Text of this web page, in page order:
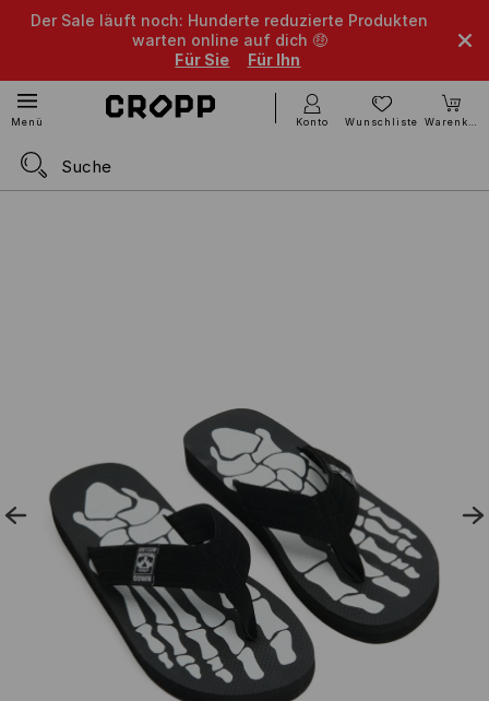
Der Sale läuft noch: Hunderte reduzierte Produkten
warten online auf dich 🤑
Für Sie
Für Ihn
Menü Konto Wunschliste Warenkorb